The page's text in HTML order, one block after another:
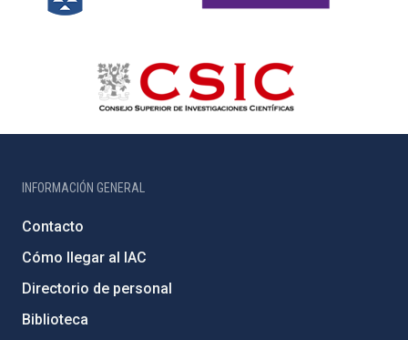
INFORMACIÓN GENERAL
Contacto
Cómo llegar al IAC
Directorio de personal
Biblioteca